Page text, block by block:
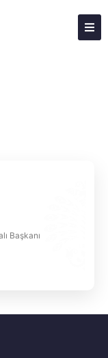
Başkanı